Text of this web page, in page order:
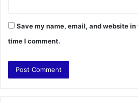
Save my name, email, and website
time I comment.